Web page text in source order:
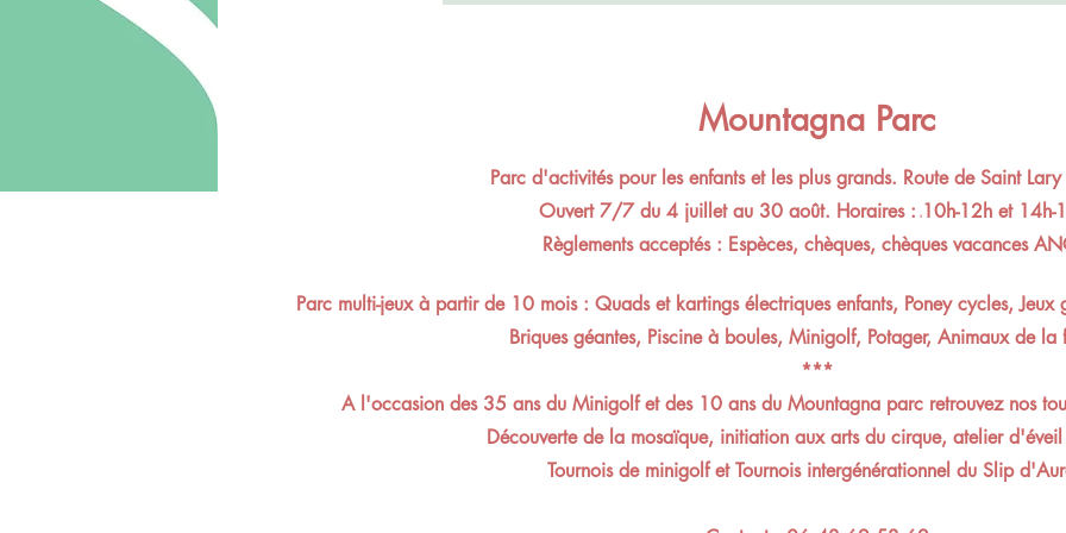
Mountagna Parc
Parc d'activités pour les enfants et les plus grands. Route de Saint
Ouvert 7/7 du 4 juillet au 30 août. Horaires : .10h-12h et 14h-
Règlements acceptés : Espèces, chèques, chèques vacances
Parc multi-jeux à partir de 10 mois : Quads et kartings électriques enfants, Poney cycles,
Briques géantes, Piscine à boules, Minigolf, Potager, Animaux de la
***
A l'occasion des 35 ans du Minigolf et des 10 ans du Mountagna parc retrouvez nos
Découverte de la mosaïque, initiation aux arts du cirque, atelier
Tournois de minigolf et Tournois intergénérationnel du Slip